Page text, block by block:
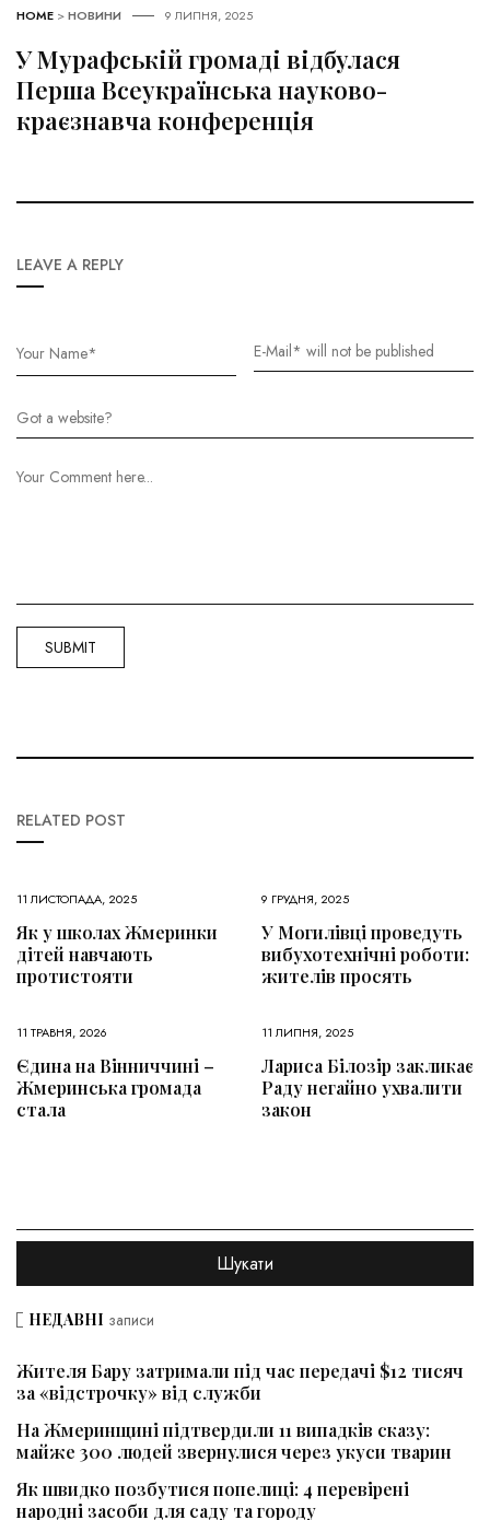
HOME >НОВИНИ 9 ЛИПНЯ, 2025
У Мурафській громаді відбулася
Перша Всеукраїнська науково-
краєзнавча конференція
LEAVE A REPLY
RELATED POST
11 ЛИСТОПАДА, 2025
Як у школах Жмеринки
дітей навчають
протистояти
9 ГРУДНЯ, 2025
У Могилівці проведуть
вибухотехнічні роботи:
жителів просять
11 ТРАВНЯ, 2026
Єдина на Вінниччині –
Жмеринська громада
стала
11 ЛИПНЯ, 2025
Лариса Білозір закликає
Раду негайно ухвалити
закон
НЕДАВНІ записи
Жителя Бару затримали під час передачі $12 тисяч
за «відстрочку» від служби
На Жмеринщині підтвердили 11 випадків сказу:
майже 300 людей звернулися через укуси тварин
Як швидко позбутися попелиці: 4 перевірені
народні засоби для саду та городу